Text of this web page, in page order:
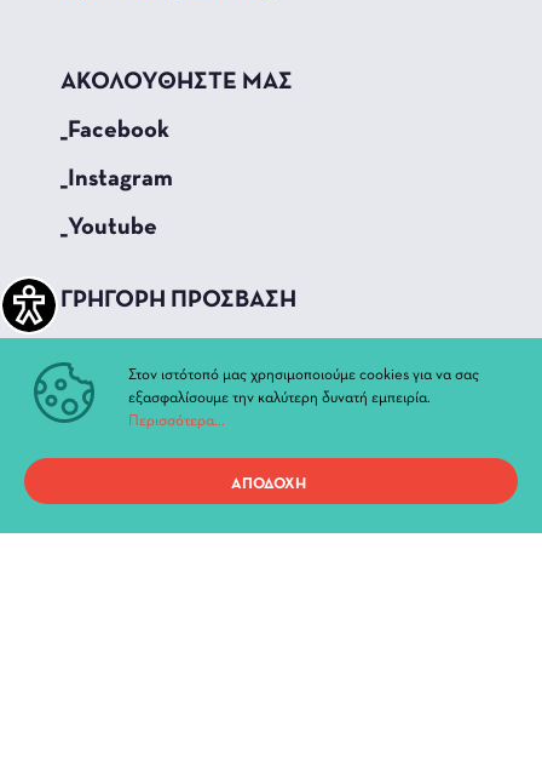
ΑΚΟΛΟΥΘΗΣΤΕ ΜΑΣ
_Facebook
_Instagram
_Youtube
ΓΡΗΓΟΡΗ ΠΡΟΣΒΑΣΗ
Αρχείο Παραστάσεων
Νέα & Ανακοινώσεις
Χώροι και Αίθουσες
Στον ιστότοπό μας χρησιμοποιούμε cookies για να σας
εξασφαλίσουμε την καλύτερη δυνατή εμπειρία.
Περισσότερα...
ΑΠΟΔΟΧΗ